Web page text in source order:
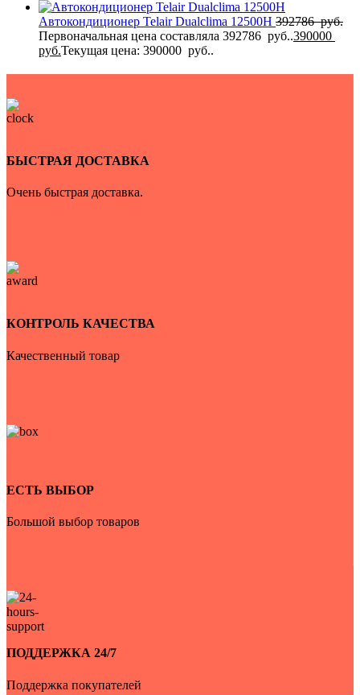
Автокондиционер Telair Dualclima 12500H 392786руб.
Первоначальная цена составляла 392786 руб..390000
руб.Текущая цена: 390000 руб..
БЫСТРАЯ ДОСТАВКА
Очень быстрая доставка.
КОНТРОЛЬ КАЧЕСТВА
Качественный товар
ЕСТЬ ВЫБОР
Большой выбор товаров
ПОДДЕРЖКА 24/7
Поддержка покупателей